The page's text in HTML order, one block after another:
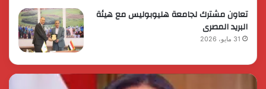
تعاون مشترك لجامعة هليوبوليس مع هيئة
البريد المصرى
31 مايو، 2026
رئيس